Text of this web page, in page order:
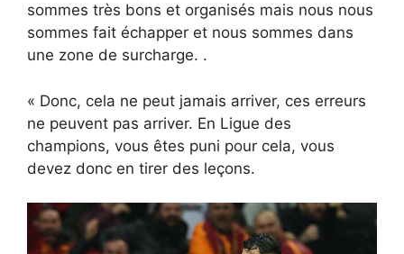
sommes très bons et organisés mais nous nous
sommes fait échapper et nous sommes dans
une zone de surcharge. .
« Donc, cela ne peut jamais arriver, ces erreurs
ne peuvent pas arriver. En Ligue des
champions, vous êtes puni pour cela, vous
devez donc en tirer des leçons.